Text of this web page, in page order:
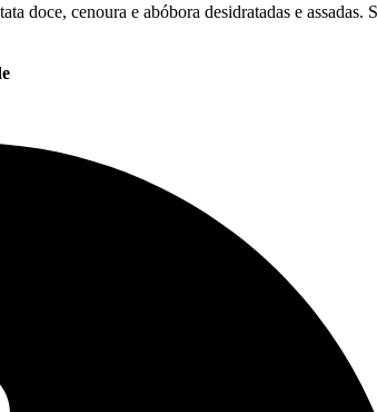
doce, cenoura e abóbora desidratadas e